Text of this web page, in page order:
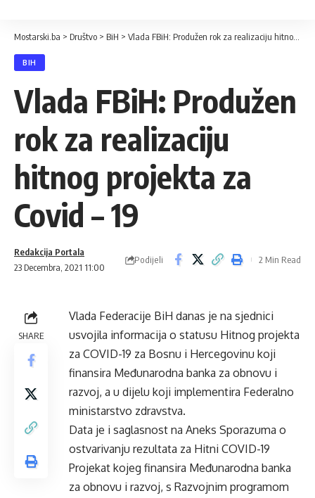
Mostarski.ba > Društvo > BiH > Vlada FBiH: Produžen rok za realizaciju hitnog projekta za Covid – 19
BIH
Vlada FBiH: Produžen
rok za realizaciju
hitnog projekta za
Covid – 19
23 Decembra, 2021 11:00
Redakcija Portala
Podijeli 2 Min Read
SHARE
Vlada Federacije BiH danas je na sjednici
usvojila informacija o statusu Hitnog projekta
za COVID-19 za Bosnu i Hercegovinu koji
finansira Međunarodna banka za obnovu i
razvoj, a u dijelu koji implementira Federalno
ministarstvo zdravstva.
Data je i saglasnost na Aneks Sporazuma o
ostvarivanju rezultata za Hitni COVID-19
Projekat kojeg finansira Međunarodna banka
za obnovu i razvoj, s Razvojnim programom